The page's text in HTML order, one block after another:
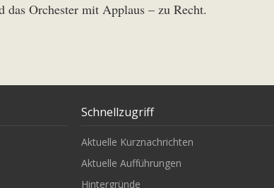
das Orchester mit Applaus – zu Recht.
Schnellzugriff
Aktuelle Kurznachrichten
Aktuelle Aufführungen
Hintergründe